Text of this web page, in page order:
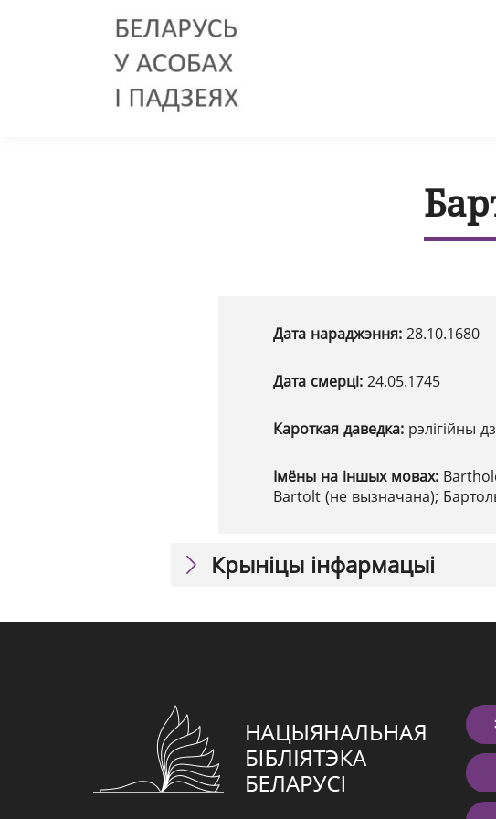
Дата нараджэння: 28.10.1680
Дата смерці: 24.05.1745
Кароткая даведка: рэлігійны
Імёны на іншых мовах:
Bartolt (не вызначана);
Крыніцы інфармацыі